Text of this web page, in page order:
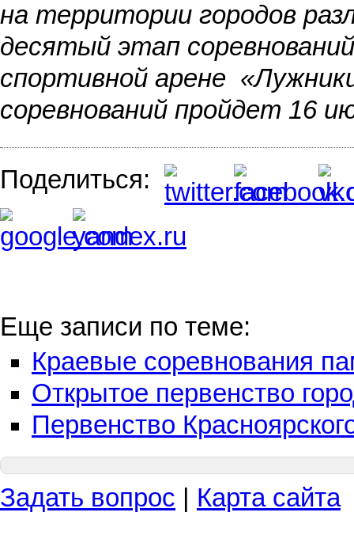
на территории городов
десятый этап
спортивной арене
соревнований пройдет 16
Поделиться:
Еще записи по теме:
Краевые соревнования
Открытое первенство
Первенство
Задать вопрос Карта сайта